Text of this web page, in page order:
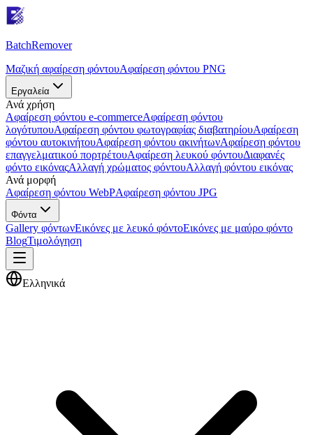
BatchRemover
Μαζική αφαίρεση φόντουΑφαίρεση φόντου PNG
Εργαλεία
Ανά χρήση
Αφαίρεση φόντου e-commerceΑφαίρεση φόντου
λογότυπουΑφαίρεση φόντου φωτογραφίας διαβατηρίουΑφαίρεση
φόντου αυτοκινήτουΑφαίρεση φόντου ακινήτωνΑφαίρεση φόντου
επαγγελματικού πορτρέτουΑφαίρεση λευκού φόντουΔιαφανές
φόντο εικόναςΑλλαγή χρώματος φόντουΑλλαγή φόντου εικόνας
Ανά μορφή
Αφαίρεση φόντου WebPΑφαίρεση φόντου JPG
Φόντα
Gallery φόντωνΕικόνες με λευκό φόντοΕικόνες με μαύρο φόντο
BlogΤιμολόγηση
Ελληνικά